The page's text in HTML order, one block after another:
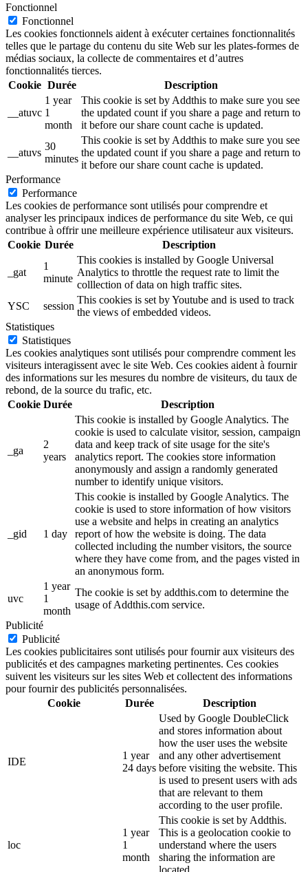
Fonctionnel
Fonctionnel
Les cookies fonctionnels aident à exécuter certaines fonctionnalités
telles que le partage du contenu du site Web sur les plates-formes de
médias sociaux, la collecte de commentaires et d’autres
fonctionnalités tierces.
Cookie Durée Description
__atuvc
1 year
1
month
This cookie is set by Addthis to make sure you see
the updated count if you share a page and return to
it before our share count cache is updated.
__atuvs
30
minutes
This cookie is set by Addthis to make sure you see
the updated count if you share a page and return to
it before our share count cache is updated.
Performance
Performance
Les cookies de performance sont utilisés pour comprendre et
analyser les principaux indices de performance du site Web, ce qui
contribue à offrir une meilleure expérience utilisateur aux visiteurs.
Cookie Durée Description
_gat
1
minute
This cookies is installed by Google Universal
Analytics to throttle the request rate to limit the
colllection of data on high traffic sites.
YSC
session
This cookies is set by Youtube and is used to track
the views of embedded videos.
Statistiques
Statistiques
Les cookies analytiques sont utilisés pour comprendre comment les
visiteurs interagissent avec le site Web. Ces cookies aident à fournir
des informations sur les mesures du nombre de visiteurs, du taux de
rebond, de la source du trafic, etc.
Cookie Durée Description
_ga
2
years
This cookie is installed by Google Analytics. The
cookie is used to calculate visitor, session, campaign
data and keep track of site usage for the site's
analytics report. The cookies store information
anonymously and assign a randomly generated
number to identify unique visitors.
_gid 1 day
This cookie is installed by Google Analytics. The
cookie is used to store information of how visitors
use a website and helps in creating an analytics
report of how the website is doing. The data
collected including the number visitors, the source
where they have come from, and the pages visted in
an anonymous form.
uvc
1 year
1
month
The cookie is set by addthis.com to determine the
usage of Addthis.com service.
Publicité
Publicité
Les cookies publicitaires sont utilisés pour fournir aux visiteurs des
publicités et des campagnes marketing pertinentes. Ces cookies
suivent les visiteurs sur les sites Web et collectent des informations
pour fournir des publicités personnalisées.
Cookie
Durée Description
IDE
1 year
24 days
Used by Google DoubleClick
and stores information about
how the user uses the website
and any other advertisement
before visiting the website. This
is used to present users with ads
that are relevant to them
according to the user profile.
loc
1 year
1
month
This cookie is set by Addthis.
This is a geolocation cookie to
understand where the users
sharing the information are